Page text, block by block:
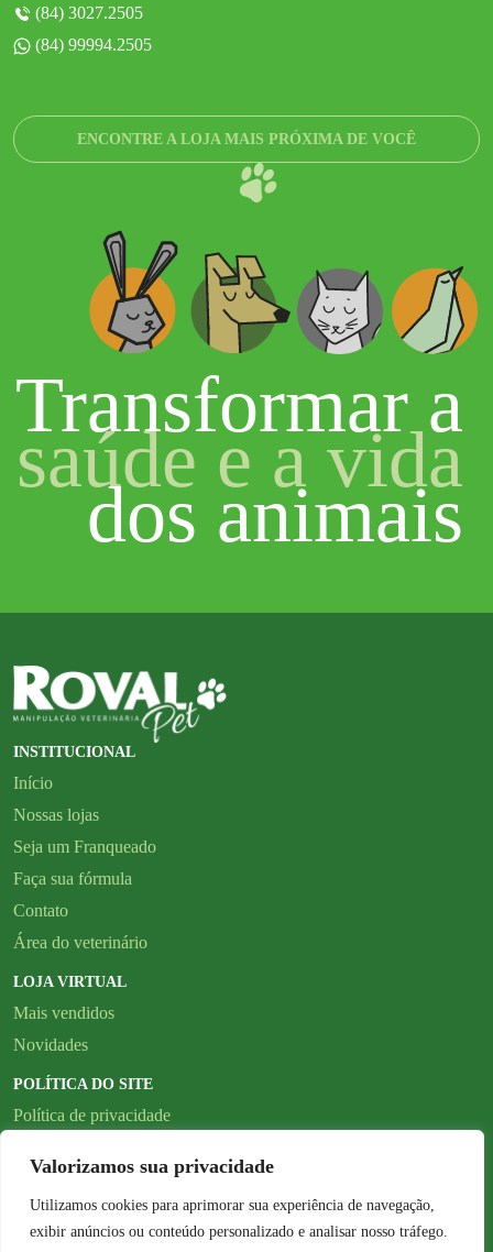
Valorizamos sua privacidade
Utilizamos cookies para aprimorar sua experiência de navegação,
exibir anúncios ou conteúdo personalizado e analisar nosso tráfego.
(84) 3027.2505
(84) 99994.2505
ENCONTRE A LOJA MAIS PRÓXIMA DE VOCÊ
Transformar a
saúde e a vida
dos animais
INSTITUCIONAL
Início
Nossas lojas
Seja um Franqueado
Faça sua fórmula
Contato
Área do veterinário
LOJA VIRTUAL
Mais vendidos
Novidades
POLÍTICA DO SITE
Política de privacidade
REDES SOCIAIS